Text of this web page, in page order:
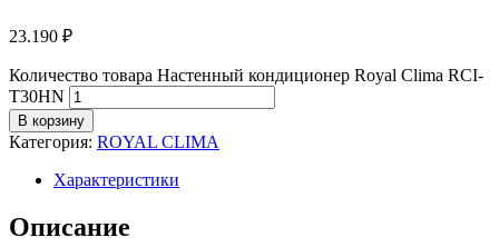
23.190 ₽
Количество товара Настенный кондиционер Royal Clima RCI-
T30HN
В корзину
Категория: ROYAL CLIMA
Характеристики
Описание